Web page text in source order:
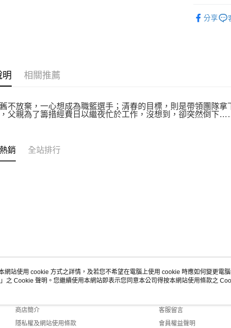
３．未成年
每筆分享
明 相關推薦
不放棄，一心想成為職籃選手；清春的目標，則是帶領團隊
父親為了籌措經費日以繼夜忙於工作，沒想到，卻突然倒下
銷 全站排行
關於我們
商店簡介
隱私權及網站使用條款
客服資訊
客服留言
會員權益聲明
網站使用 cookie 方式之詳情，及若您不希望在電腦上使用 cookie 時應如何變更電
」之 Cookie 聲明。您繼續使用本網站即表示您同意本公司得按本網站使用條款之